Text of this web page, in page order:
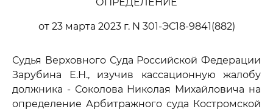
от 23 марта 2023 г. N 301-ЭС18-9841(882)
Судья Верховного Суда Российской Федерации
Зарубина Е.Н., изучив кассационную жалобу
должника - Соколова Николая Михайловича на
определение Арбитражного суда Костромской